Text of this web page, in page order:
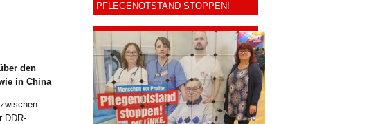
den
in China
DDR-
PFLEGENOTSTAND STOPPEN!